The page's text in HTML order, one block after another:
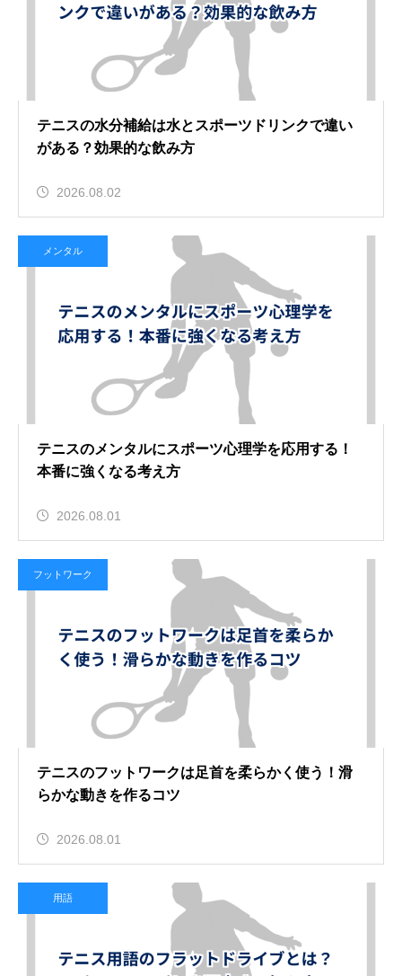
テニスの水分補給は水とスポーツドリンクで違い
がある？効果的な飲み方
2026.08.02
メンタル
テニスのメンタルにスポーツ心理学を応用する！
本番に強くなる考え方
2026.08.01
フットワーク
テニスのフットワークは足首を柔らかく使う！滑
らかな動きを作るコツ
2026.08.01
用語